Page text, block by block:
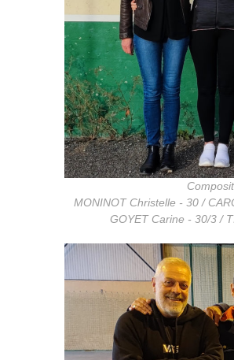
MONINOT Christelle - 30 /
GOYET Carine - 30/3 /